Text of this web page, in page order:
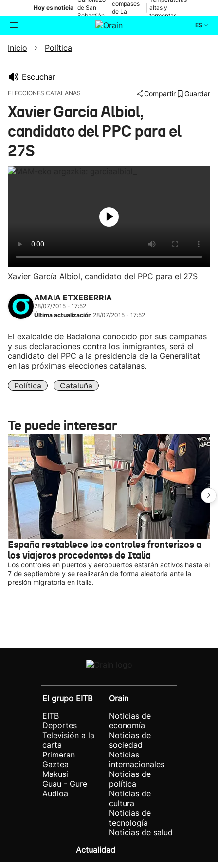
Hoy es noticia de San
Sebastián
compases
de La
altas y
tormentas
ES
Buscador
Ikusmiran
Inicio Política
Escuchar
ELECCIONES CATALANAS Compartir Guardar
Xavier García Albiol,
candidato del PPC para el
27S
Xavier García Albiol, candidato del PPC para el 27S
AMAIA ETXEBERRIA
28/07/2015 - 17:52
Última actualización 28/07/2015 - 17:52
El exalcalde de Badalona conocido por sus campañas
y sus declaraciones contra los inmigrantes, será el
candidato del PPC a la presidencia de la Generalitat
en las próximas elecciones catalanas.
Política Cataluña
Te puede interesar
España restablece los controles fronterizos a
los viajeros procedentes de Italia
Los controles en puertos y aeropuertos estarán activos hasta el
7 de septiembre y se realizarán de forma aleatoria ante la
presión migratoria en Italia.
El grupo EITB
EITB
Deportes
Televisión a la
carta
Primeran
Gaztea
Makusi
Guau - Gure
Audioa
Orain
Noticias de
economía
Noticias de
sociedad
Noticias
internacionales
Noticias de
política
Noticias de
cultura
Noticias de
tecnología
Noticias de salud
Actualidad